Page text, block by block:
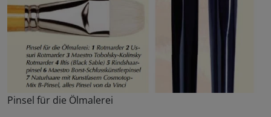
Pinsel für die Ölmalerei